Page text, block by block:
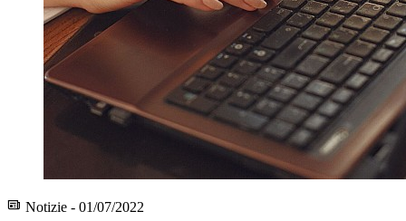
Notizie - 01/07/2022